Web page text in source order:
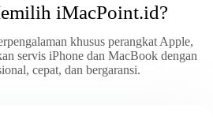
iMacPoint.id?
khusus perangkat Apple,
servis iPhone dan MacBook dengan
cepat, dan bergaransi.